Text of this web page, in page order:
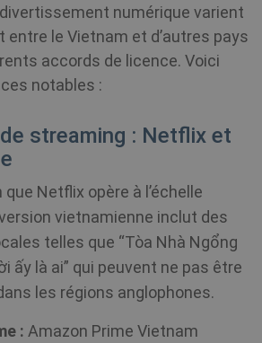
numérique varient
entre le Vietnam et d’autres pays
accords de licence. Voici
notables :
streaming : Netflix et
que Netflix opère à l’échelle
vietnamienne inclut des
telles que “Tòa Nhà Ngổng
ấy là ai” qui peuvent ne pas être
les régions anglophones.
: Amazon Prime Vietnam
api2.hcaptcha.com
minutes
m.stripe.com
CookieScript
.shellfire.fr
1 an
.shellfire.fr 1 an
Microsoft 1 jour